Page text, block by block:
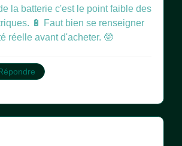
la batterie c'est le point faible des
🔋 Faut bien se renseigner
réelle avant d'acheter. 🤓